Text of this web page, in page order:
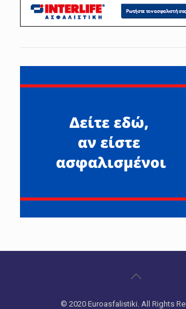
© 2020 Euroasfalistiki. All Rights